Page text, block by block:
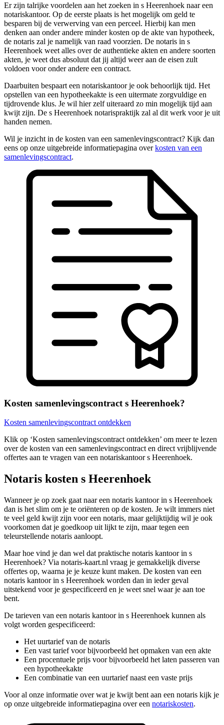
Er zijn talrijke voordelen aan het zoeken in s Heerenhoek naar een
notariskantoor. Op de eerste plaats is het mogelijk om geld te
besparen bij de verwerving van een perceel. Hierbij kan men
denken aan onder andere minder kosten op de akte van hypotheek,
de notaris zal je namelijk van raad voorzien. De notaris in s
Heerenhoek weet alles over de authentieke akten en andere soorten
akten, je weet dus absoluut dat jij altijd weer aan de eisen zult
voldoen voor onder andere een contract.
Daarbuiten bespaart een notariskantoor je ook behoorlijk tijd. Het
opstellen van een hypotheekakte is een uitermate zorgvuldige en
tijdrovende klus. Je wil hier zelf uiteraard zo min mogelijk tijd aan
kwijt zijn. De s Heerenhoek notarispraktijk zal al dit werk voor je uit
handen nemen.
Wil je inzicht in de kosten van een samenlevingscontract? Kijk dan
eens op onze uitgebreide informatiepagina overkosten van een
samenlevingscontract.
Kosten samenlevingscontract s Heerenhoek?
Kosten samenlevingscontract ontdekken
Klik op ‘Kosten samenlevingscontract ontdekken’ om meer te lezen
over de kosten van een samenlevingscontract en direct vrijblijvende
offertes aan te vragen van een notariskantoor s Heerenhoek.
Notaris kosten s Heerenhoek
Wanneer je op zoek gaat naar een notaris kantoor in s Heerenhoek
dan is het slim om je te oriënteren op de kosten. Je wilt immers niet
te veel geld kwijt zijn voor een notaris, maar gelijktijdig wil je ook
voorkomen dat je goedkoop uit lijkt te zijn, maar tegen een
teleurstellende notaris aanloopt.
Maar hoe vind je dan wel dat praktische notaris kantoor in s
Heerenhoek? Via notaris-kaart.nl vraag je gemakkelijk diverse
offertes op, waarna je je keuze kunt maken. De kosten van een
notaris kantoor in s Heerenhoek worden dan in ieder geval
uitstekend voor je gespecificeerd en je weet snel waar je aan toe
bent.
De tarieven van een notaris kantoor in s Heerenhoek kunnen als
volgt worden gespecificeerd:
Het uurtarief van de notaris
Een vast tarief voor bijvoorbeeld het opmaken van een akte
Een procentuele prijs voor bijvoorbeeld het laten passeren van
een hypotheekakte
Een combinatie van een uurtarief naast een vaste prijs
Voor al onze informatie over wat je kwijt bent aan een notaris kijk je
op onze uitgebreide informatiepagina over een notariskosten.